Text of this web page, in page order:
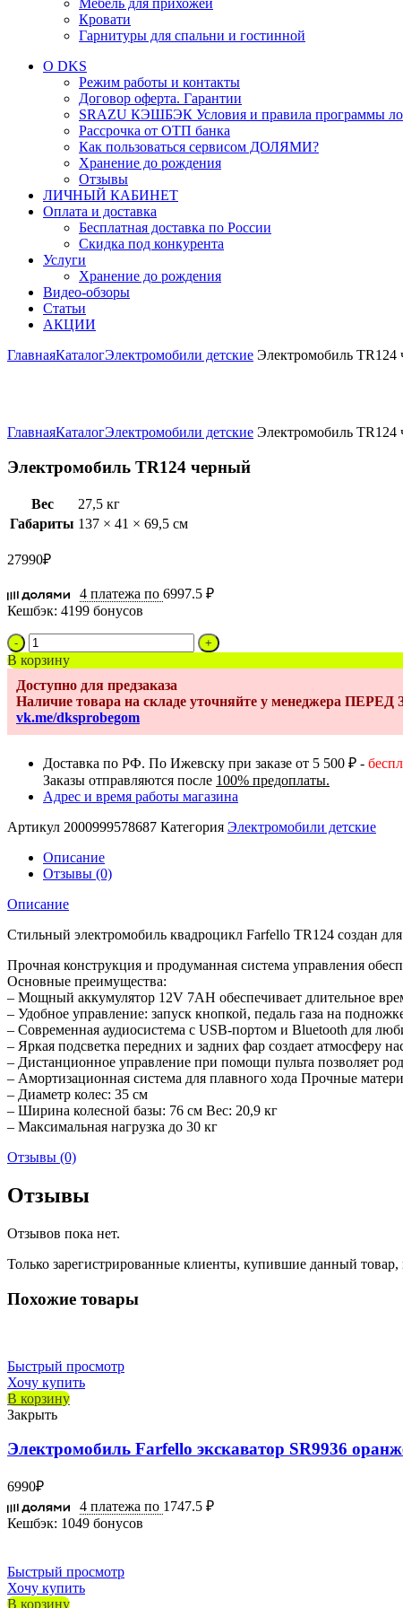
Мебель для прихожей
Кровати
Гарнитуры для спальни и гостинной
О DKS
Режим работы и контакты
Договор оферта. Гарантии
SRAZU КЭШБЭК Условия и правила программы
Рассрочка от ОТП банка
Как пользоваться сервисом ДОЛЯМИ?
Хранение до рождения
Отзывы
ЛИЧНЫЙ КАБИНЕТ
Оплата и доставка
Бесплатная доставка по России
Скидка под конкурента
Услуги
Хранение до рождения
Видео-обзоры
Статьи
АКЦИИ
ГлавнаяКаталогЭлектромобили детские Электромобиль TR124
ГлавнаяКаталогЭлектромобили детские Электромобиль TR124
Электромобиль TR124 черный
Вес
27,5 кг
Габариты 137 × 41 × 69,5 см
27990₽
4 платежа по 6997.5 ₽
Кешбэк: 4199 бонусов
Количество
товара
Электромобиль
TR124
черный
В корзину
Доступно для предзаказа
Наличие товара на складе уточняйте у менеджера
vk.me/dksprobegom
Доставка по РФ. По Ижевску при заказе от 5 500 ₽ -
Заказы отправляются после 100% предоплаты.
Адрес и время работы магазина
Артикул 2000999578687 Категория Электромобили детские
Описание
Отзывы (0)
Описание
Стильный электромобиль квадроцикл Farfello TR124 создан
Прочная конструкция и продуманная система управления
Основные преимущества:
– Мощный аккумулятор 12V 7AH обеспечивает длительное
– Удобное управление: запуск кнопкой, педаль газа на
– Современная аудиосистема с USB-портом и Bluetooth для
– Яркая подсветка передних и задних фар создает атмосферу
– Дистанционное управление при помощи пульта позволяет
– Амортизационная система для плавного хода Прочные
– Диаметр колес: 35 см
– Ширина колесной базы: 76 см Вес: 20,9 кг
– Максимальная нагрузка до 30 кг
Отзывы (0)
Отзывы
Отзывов пока нет.
Только зарегистрированные клиенты, купившие данный товар,
Похожие товары
Быстрый просмотр
Хочу купить
В корзину
Закрыть
Электромобиль Farfello экскаватор SR9936
6990₽
4 платежа по 1747.5 ₽
Кешбэк: 1049 бонусов
Быстрый просмотр
Хочу купить
В корзину